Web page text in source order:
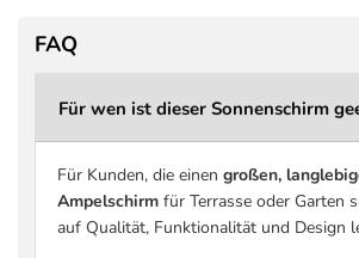
Kopffreiheit
Griff
Druckguss
Schirmbezug
Spuncrylic
Stoffdichte
240 g/m²
Stoffklasse
FAQ
Für wen ist dieser Sonnenschirm
Für Kunden, die einen großen,
Ampelschirmfür Terrasse oder Garten
auf Qualität, Funktionalität und Design